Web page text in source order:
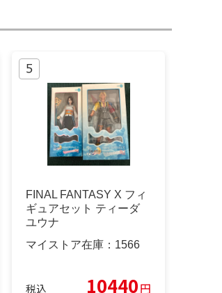
FINAL FANTASY X フィ
ギュアセット ティーダ
ユウナ
マイストア在庫： 1566
税込 10440円